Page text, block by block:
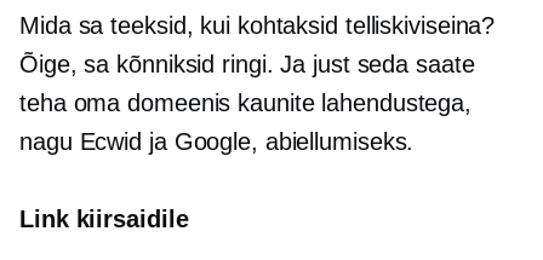
Mida sa teeksid, kui kohtaksid telliskiviseina?
Õige, sa kõnniksid ringi. Ja just seda saate
teha oma domeenis kaunite lahendustega,
nagu Ecwid ja Google, abiellumiseks.
Link kiirsaidile